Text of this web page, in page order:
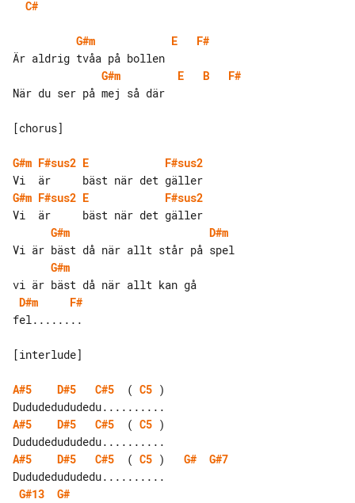
C#
G#m E
F#
G#m
E B
F#
När du ser på mej så där
[chorus]
G#m F#sus2 E
F#sus2
G#m F#sus2 E
F#sus2
G#m
D#m
G#m
D#m
F#
fel........
[interlude]
A#5 D#5 C#5
  (
C5 )
A#5
D#5 C#5
  (
C5 )
A#5
D#5 C#5
  (
C5 ) G#
G#7
G#13
G#